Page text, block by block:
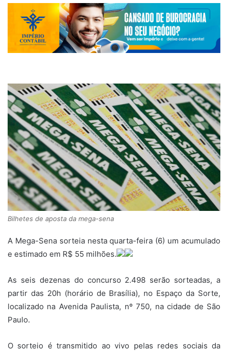
Bilhetes de aposta da mega-sena
A Mega-Sena sorteia nesta quarta-feira (6) um acumulado
e estimado em R$ 55 milhões.
As seis dezenas do concurso 2.498 serão sorteadas, a
partir das 20h (horário de Brasília), no Espaço da Sorte,
localizado na Avenida Paulista, nº 750, na cidade de São
Paulo.
O sorteio é transmitido ao vivo pelas redes sociais da